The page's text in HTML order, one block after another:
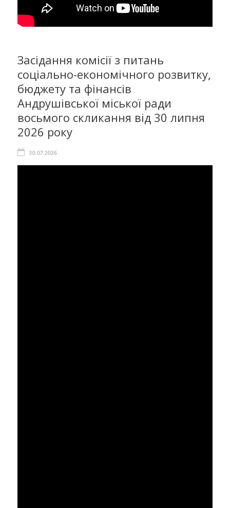
Засідання комісії з питань
соціально-економічного розвитку,
бюджету та фінансів
Андрушівської міської ради
восьмого скликання від 30 липня
2026 року
30.07.2026